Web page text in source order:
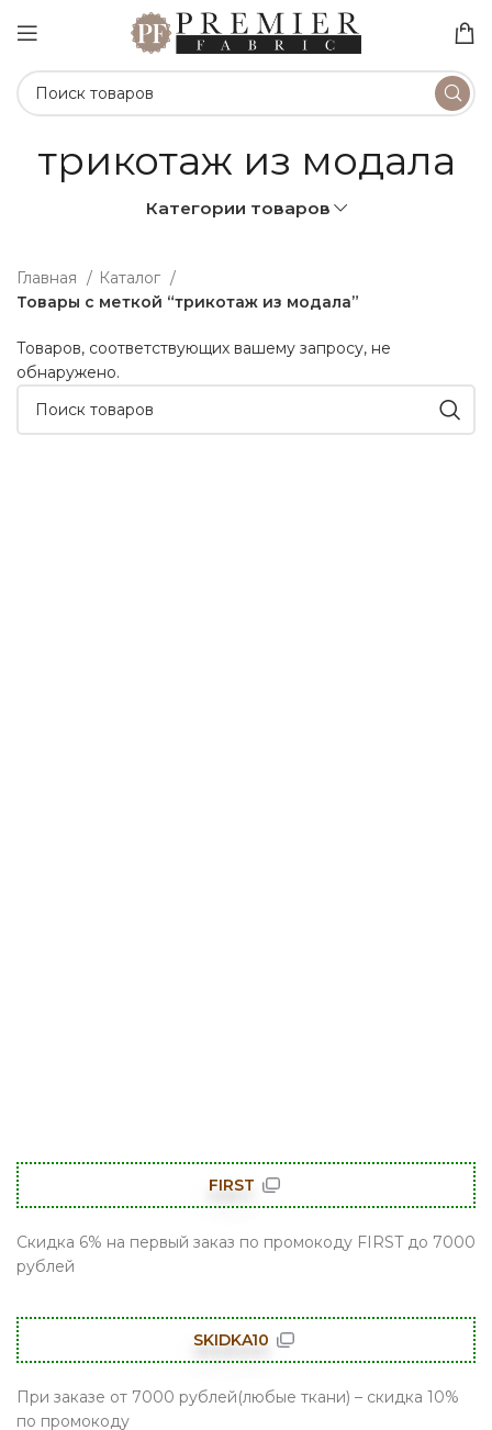
трикотаж из модала
Категории товаров
Главная
Каталог
Товары с меткой “трикотаж из модала”
Товаров, соответствующих вашему запросу, не
обнаружено.
FIRST
Скидка 6% на первый заказ по промокоду FIRST до 7000
рублей
SKIDKA10
При заказе от 7000 рублей(любые ткани) – скидка 10%
по промокоду